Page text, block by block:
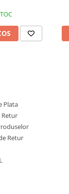
Plata
Retur
Retur